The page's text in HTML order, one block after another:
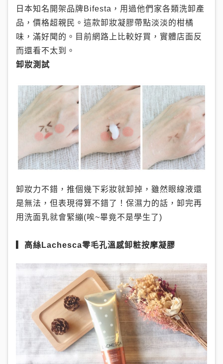
日本知名開架品牌Bifesta，用過他們家各類洗卸產
品，價格超親民。這款卸妝凝膠帶點淡淡的柑橘
味，滿好聞的。目前網路上比較好買，實體店面反
而還看不太到。
卸妝測試
卸妝力不錯，推個幾下彩妝就卸掉，雖然眼線液還
是無法，但表現得算不錯了！保濕力的話，卸完再
用洗面乳就會緊繃(唉~畢竟不是學生了)
▎高絲Lachesca零毛孔溫感卸粧按摩凝膠